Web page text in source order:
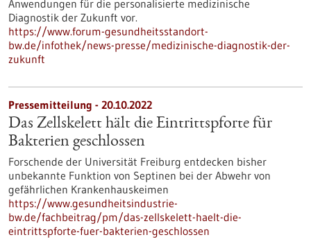
Anwendungen für die personalisierte medizinische
Diagnostik der Zukunft vor.
https://www.forum-gesundheitsstandort-
bw.de/infothek/news-presse/medizinische-diagnostik-der-
zukunft
Pressemitteilung - 20.10.2022
Das Zellskelett hält die Eintrittspforte für
Bakterien geschlossen
Forschende der Universität Freiburg entdecken bisher
unbekannte Funktion von Septinen bei der Abwehr von
gefährlichen Krankenhauskeimen
https://www.gesundheitsindustrie-
bw.de/fachbeitrag/pm/das-zellskelett-haelt-die-
eintrittspforte-fuer-bakterien-geschlossen